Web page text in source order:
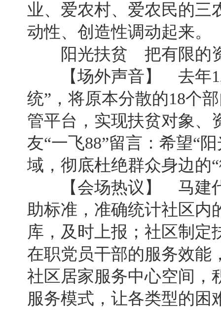
业、爱农村、爱农民的三
动性、创造性调动起来。
阳光扶贫 把有限的资
【场外声音】 去年12
统”，将原本分散的18个
管平台，实现扶贫对象、
友“一飞88”留言：希望“
域，彻底杜绝群众身边的
【会场热议】 马建代
助标准，准确统计社区内
库，及时上报；社区制定
在职党员干部的服务效能
社区居家服务中心空间，
服务模式，让各类型的困